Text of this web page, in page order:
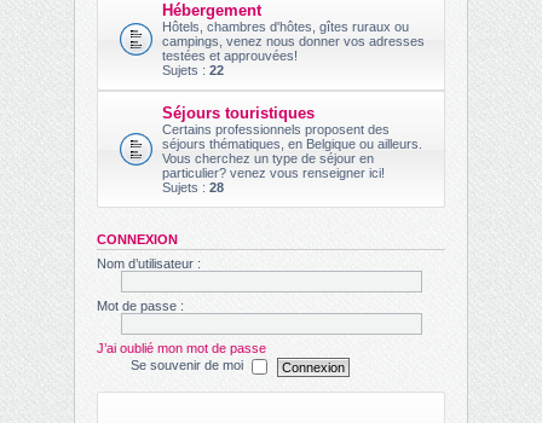
Hébergement
Hôtels, chambres d'hôtes, gîtes ruraux ou
campings, venez nous donner vos adresses
testées et approuvées!
Sujets : 22
Séjours touristiques
Certains professionnels proposent des
séjours thématiques, en Belgique ou ailleurs.
Vous cherchez un type de séjour en
particulier? venez vous renseigner ici!
Sujets : 28
CONNEXION
Nom d’utilisateur :
Mot de passe :
J’ai oublié mon mot de passe
Se souvenir de moi